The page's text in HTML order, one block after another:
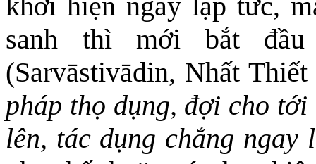
sanh thì mới bắt
(Sarvāstivādin, Nhất
pháp thọ dụng, đợi cho
lên, tác dụng chẳng ngay